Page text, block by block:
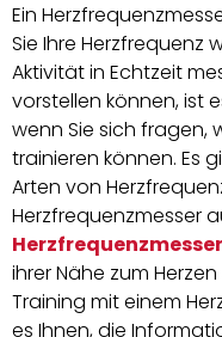
Ein
Sie Ihre Herzfrequenz
Aktivität in Echtzeit
vorstellen können, ist
wenn Sie sich fragen,
trainieren können. Es
Arten von
Herzfrequenzmesser
ihrer Nähe zum
Training mit einem
es Ihnen, die